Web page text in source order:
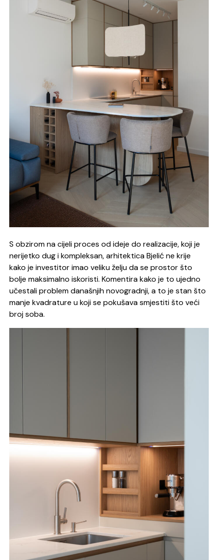
S obzirom na cijeli proces od ideje do realizacije, koji je
nerijetko dug i kompleksan, arhitektica Bjelić ne krije
kako je investitor imao veliku želju da se prostor što
bolje maksimalno iskoristi. Komentira kako je to ujedno
učestali problem današnjih novogradnji, a to je stan što
manje kvadrature u koji se pokušava smjestiti što veći
broj soba.